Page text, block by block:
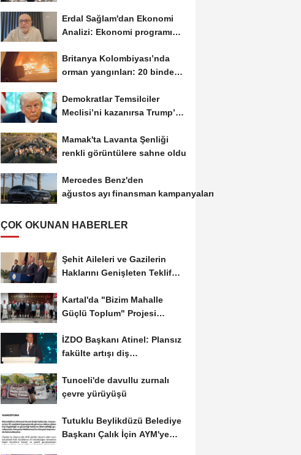
Erdal Sağlam'dan Ekonomi
Analizi: Ekonomi programı
Britanya Kolombiyası’nda
orman yangınları: 20 binden
Demokratlar Temsilciler
Meclisi’ni kazanırsa Trump’a
Mamak'ta Lavanta Şenliği
renkli görüntülere sahne oldu
Mercedes Benz'den
ağustos ayı finansman kampanyaları
ÇOK OKUNAN HABERLER
Şehit Aileleri ve Gazilerin
Haklarını Genişleten Teklif
Kartal'da "Bizim Mahalle
Güçlü Toplum" Projesi
İZDO Başkanı Atinel: Plansız
fakülte artışı diş
Tunceli'de davullu zurnalı
çevre yürüyüşü
Tutuklu Beylikdüzü Belediye
Başkanı Çalık İçin AYM'ye